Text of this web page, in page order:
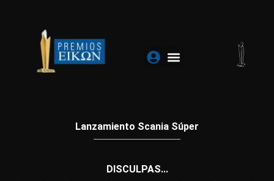
contenido
Lanzamiento Scania Súper
DISCULPAS...